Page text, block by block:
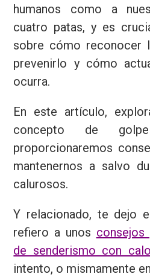
humanos como a
cuatro patas, y es
sobre cómo reconocer
prevenirlo y cómo
ocurra.
En este artículo,
concepto de
proporcionaremos
mantenernos a salvo
calurosos.
Y relacionado, te dejo
refiero a unos consejos
de senderismo con
intento, o mismamente